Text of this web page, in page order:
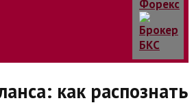
как распознать